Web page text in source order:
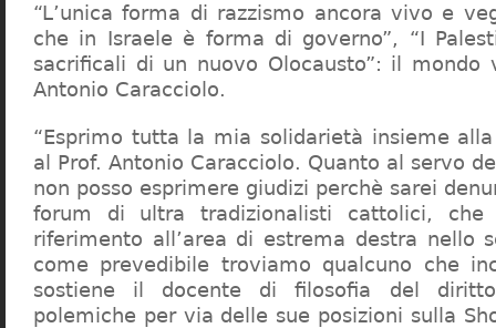
“L’unica forma di razzismo ancora vivo e
che in Israele è forma di governo”, “I
sacrificali di un nuovo Olocausto”: il mondo
Antonio Caracciolo.
“Esprimo tutta la mia solidarietà insieme
al Prof. Antonio Caracciolo. Quanto al servo
non posso esprimere giudizi perchè sarei
forum di ultra tradizionalisti cattolici,
riferimento all’area di estrema destra nello
come prevedibile troviamo qualcuno che
sostiene il docente di filosofia del
polemiche per via delle sue posizioni sulla